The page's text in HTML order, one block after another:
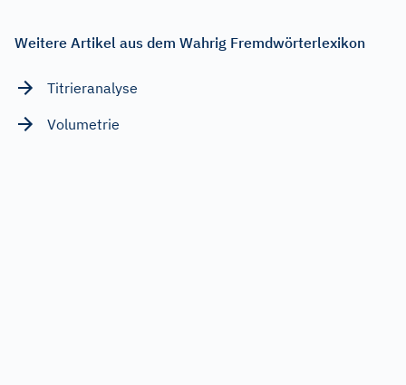
Weitere Artikel aus dem Wahrig Fremdwörterlexikon
Titrieranalyse
Volumetrie